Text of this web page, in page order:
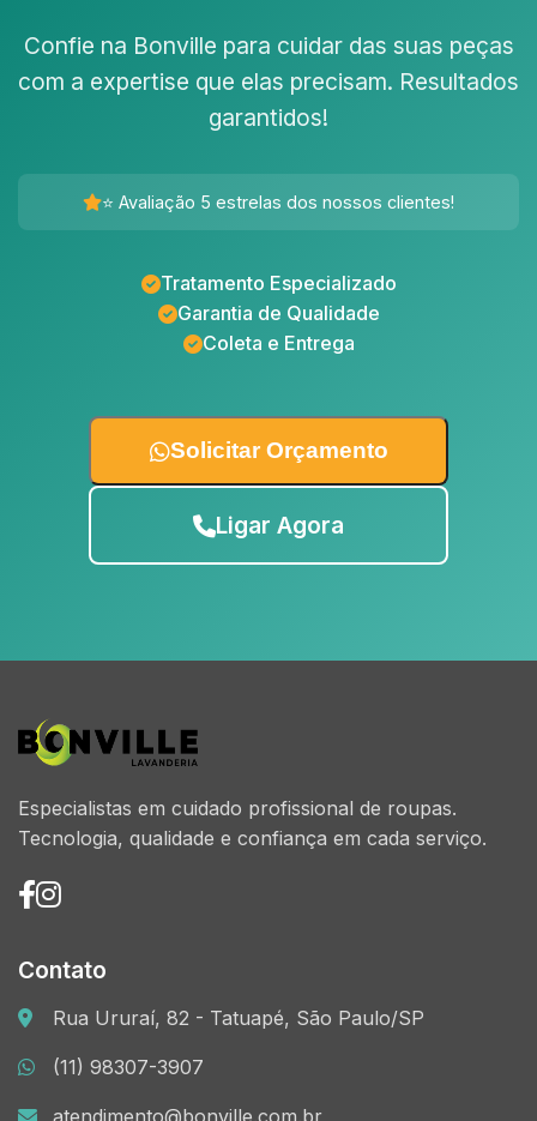
Confie na Bonville para cuidar das suas peças
com a expertise que elas precisam. Resultados
garantidos!
⭐ Avaliação 5 estrelas dos nossos clientes!
Tratamento Especializado
Garantia de Qualidade
Coleta e Entrega
Solicitar Orçamento
Ligar Agora
Especialistas em cuidado profissional de roupas.
Tecnologia, qualidade e confiança em cada serviço.
Contato
Rua Ururaí, 82 - Tatuapé, São Paulo/SP
(11) 98307-3907
atendimento@bonville.com.br